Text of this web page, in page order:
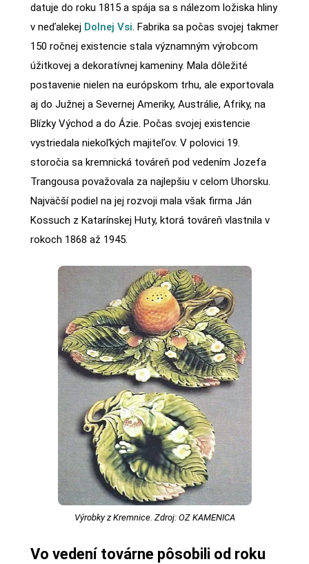
datuje do roku 1815 a spája sa s nálezom ložiska hliny
v neďalekej Dolnej Vsi. Fabrika sa počas svojej takmer
150 ročnej existencie stala významným výrobcom
úžitkovej a dekoratívnej kameniny. Mala dôležité
postavenie nielen na európskom trhu, ale exportovala
aj do Južnej a Severnej Ameriky, Austrálie, Afriky, na
Blízky Východ a do Ázie. Počas svojej existencie
vystriedala niekoľkých majiteľov. V polovici 19.
storočia sa kremnická továreň pod vedením Jozefa
Trangousa považovala za najlepšiu v celom Uhorsku.
Najväčší podiel na jej rozvoji mala však firma Ján
Kossuch z Katarínskej Huty, ktorá továreň vlastnila v
rokoch 1868 až 1945.
Výrobky z Kremnice. Zdroj: OZ KAMENICA
Vo vedení továrne pôsobili od roku